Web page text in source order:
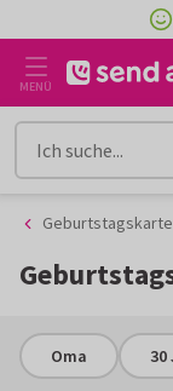
Inhalt
gehen
Filter
4,8/5
MENÜ
Oma 30